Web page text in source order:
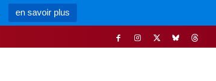
en savoir plus